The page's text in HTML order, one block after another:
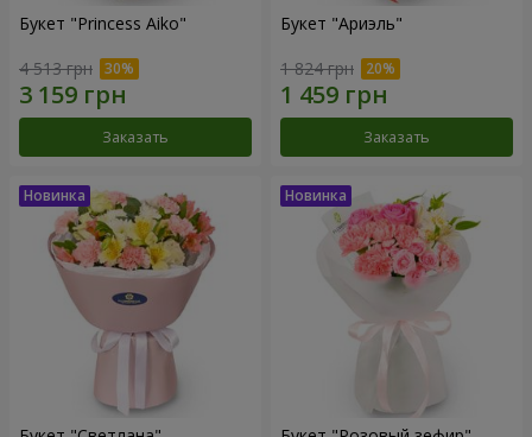
Букет "Princess Aiko"
4 513 грн
Заказать
Букет "Ариэль"
1 824 грн
Заказать